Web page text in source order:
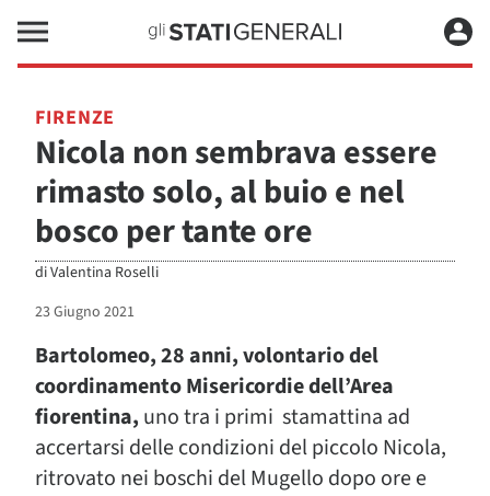
FIRENZE
Nicola non sembrava essere
rimasto solo, al buio e nel
bosco per tante ore
diValentina Roselli
23 Giugno 2021
Bartolomeo, 28 anni, volontario del
coordinamento Misericordie dell’Area
fiorentina, uno tra i primi stamattina ad
accertarsi delle condizioni del piccolo Nicola,
ritrovato nei boschi del Mugello dopo ore e